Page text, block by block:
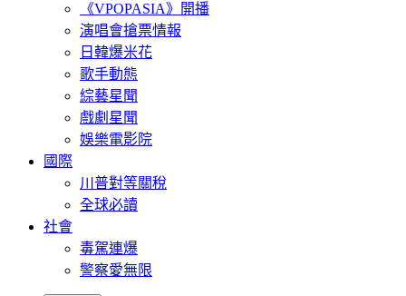
《VPOPASIA》開播
演唱會搶票情報
日韓爆米花
歌手動態
綜藝星聞
戲劇星聞
娛樂電影院
國際
川普對等關稅
全球必讀
社會
毒駕連爆
警察愛無限